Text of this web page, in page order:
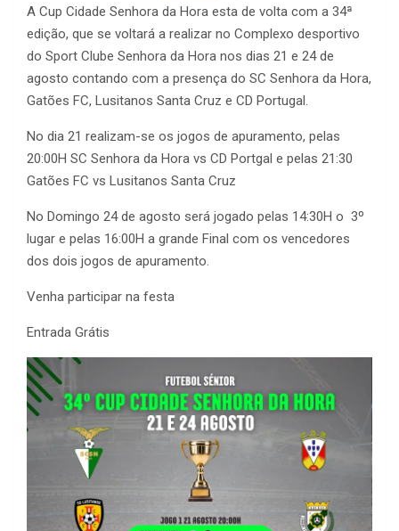
A Cup Cidade Senhora da Hora esta de volta com a 34ª
edição, que se voltará a realizar no Complexo desportivo
do Sport Clube Senhora da Hora nos dias 21 e 24 de
agosto contando com a presença do SC Senhora da Hora,
Gatões FC, Lusitanos Santa Cruz e CD Portugal.
No dia 21 realizam-se os jogos de apuramento, pelas
20:00H SC Senhora da Hora vs CD Portgal e pelas 21:30
Gatões FC vs Lusitanos Santa Cruz
No Domingo 24 de agosto será jogado pelas 14:30H o 3º
lugar e pelas 16:00H a grande Final com os vencedores
dos dois jogos de apuramento.
Venha participar na festa
Entrada Grátis